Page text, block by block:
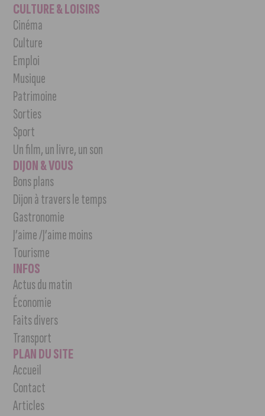
CULTURE & LOISIRS
Cinéma
Culture
Emploi
Musique
Patrimoine
Sorties
Sport
Un film, un livre, un son
DIJON & VOUS
Bons plans
Dijon à travers le temps
Gastronomie
J’aime /J’aime moins
Tourisme
INFOS
Actus du matin
Économie
Faits divers
Transport
PLAN DU SITE
Accueil
Contact
Articles